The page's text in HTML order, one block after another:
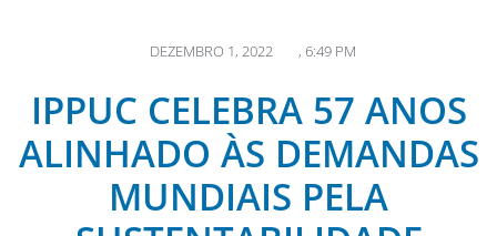
DEZEMBRO 1, 2022 , 6:49 PM
IPPUC CELEBRA 57 ANOS
ALINHADO ÀS DEMANDAS
MUNDIAIS PELA